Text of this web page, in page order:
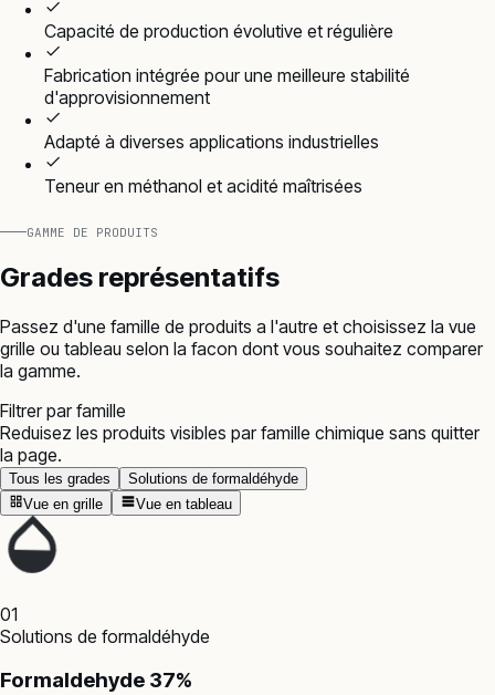
Capacité de production évolutive et régulière
Fabrication intégrée pour une meilleure stabilité
d'approvisionnement
Adapté à diverses applications industrielles
Teneur en méthanol et acidité maîtrisées
GAMME DE PRODUITS
Grades représentatifs
Passez d'une famille de produits a l'autre et choisissez la vue
grille ou tableau selon la facon dont vous souhaitez comparer
la gamme.
Filtrer par famille
Reduisez les produits visibles par famille chimique sans quitter
la page.
Tous les grades
Solutions de formaldéhyde
Vue en grille
Vue en tableau
01
Solutions de formaldéhyde
Formaldehyde 37%